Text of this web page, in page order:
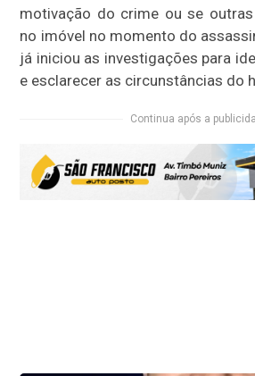
motivação do crime ou se
no imóvel no momento do
já iniciou as investigações para
e esclarecer as circunstâncias do
Continua após a